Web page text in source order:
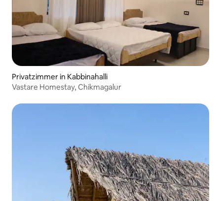
Privatzimmer in Kabbinahalli
Vastare Homestay, Chikmagalur